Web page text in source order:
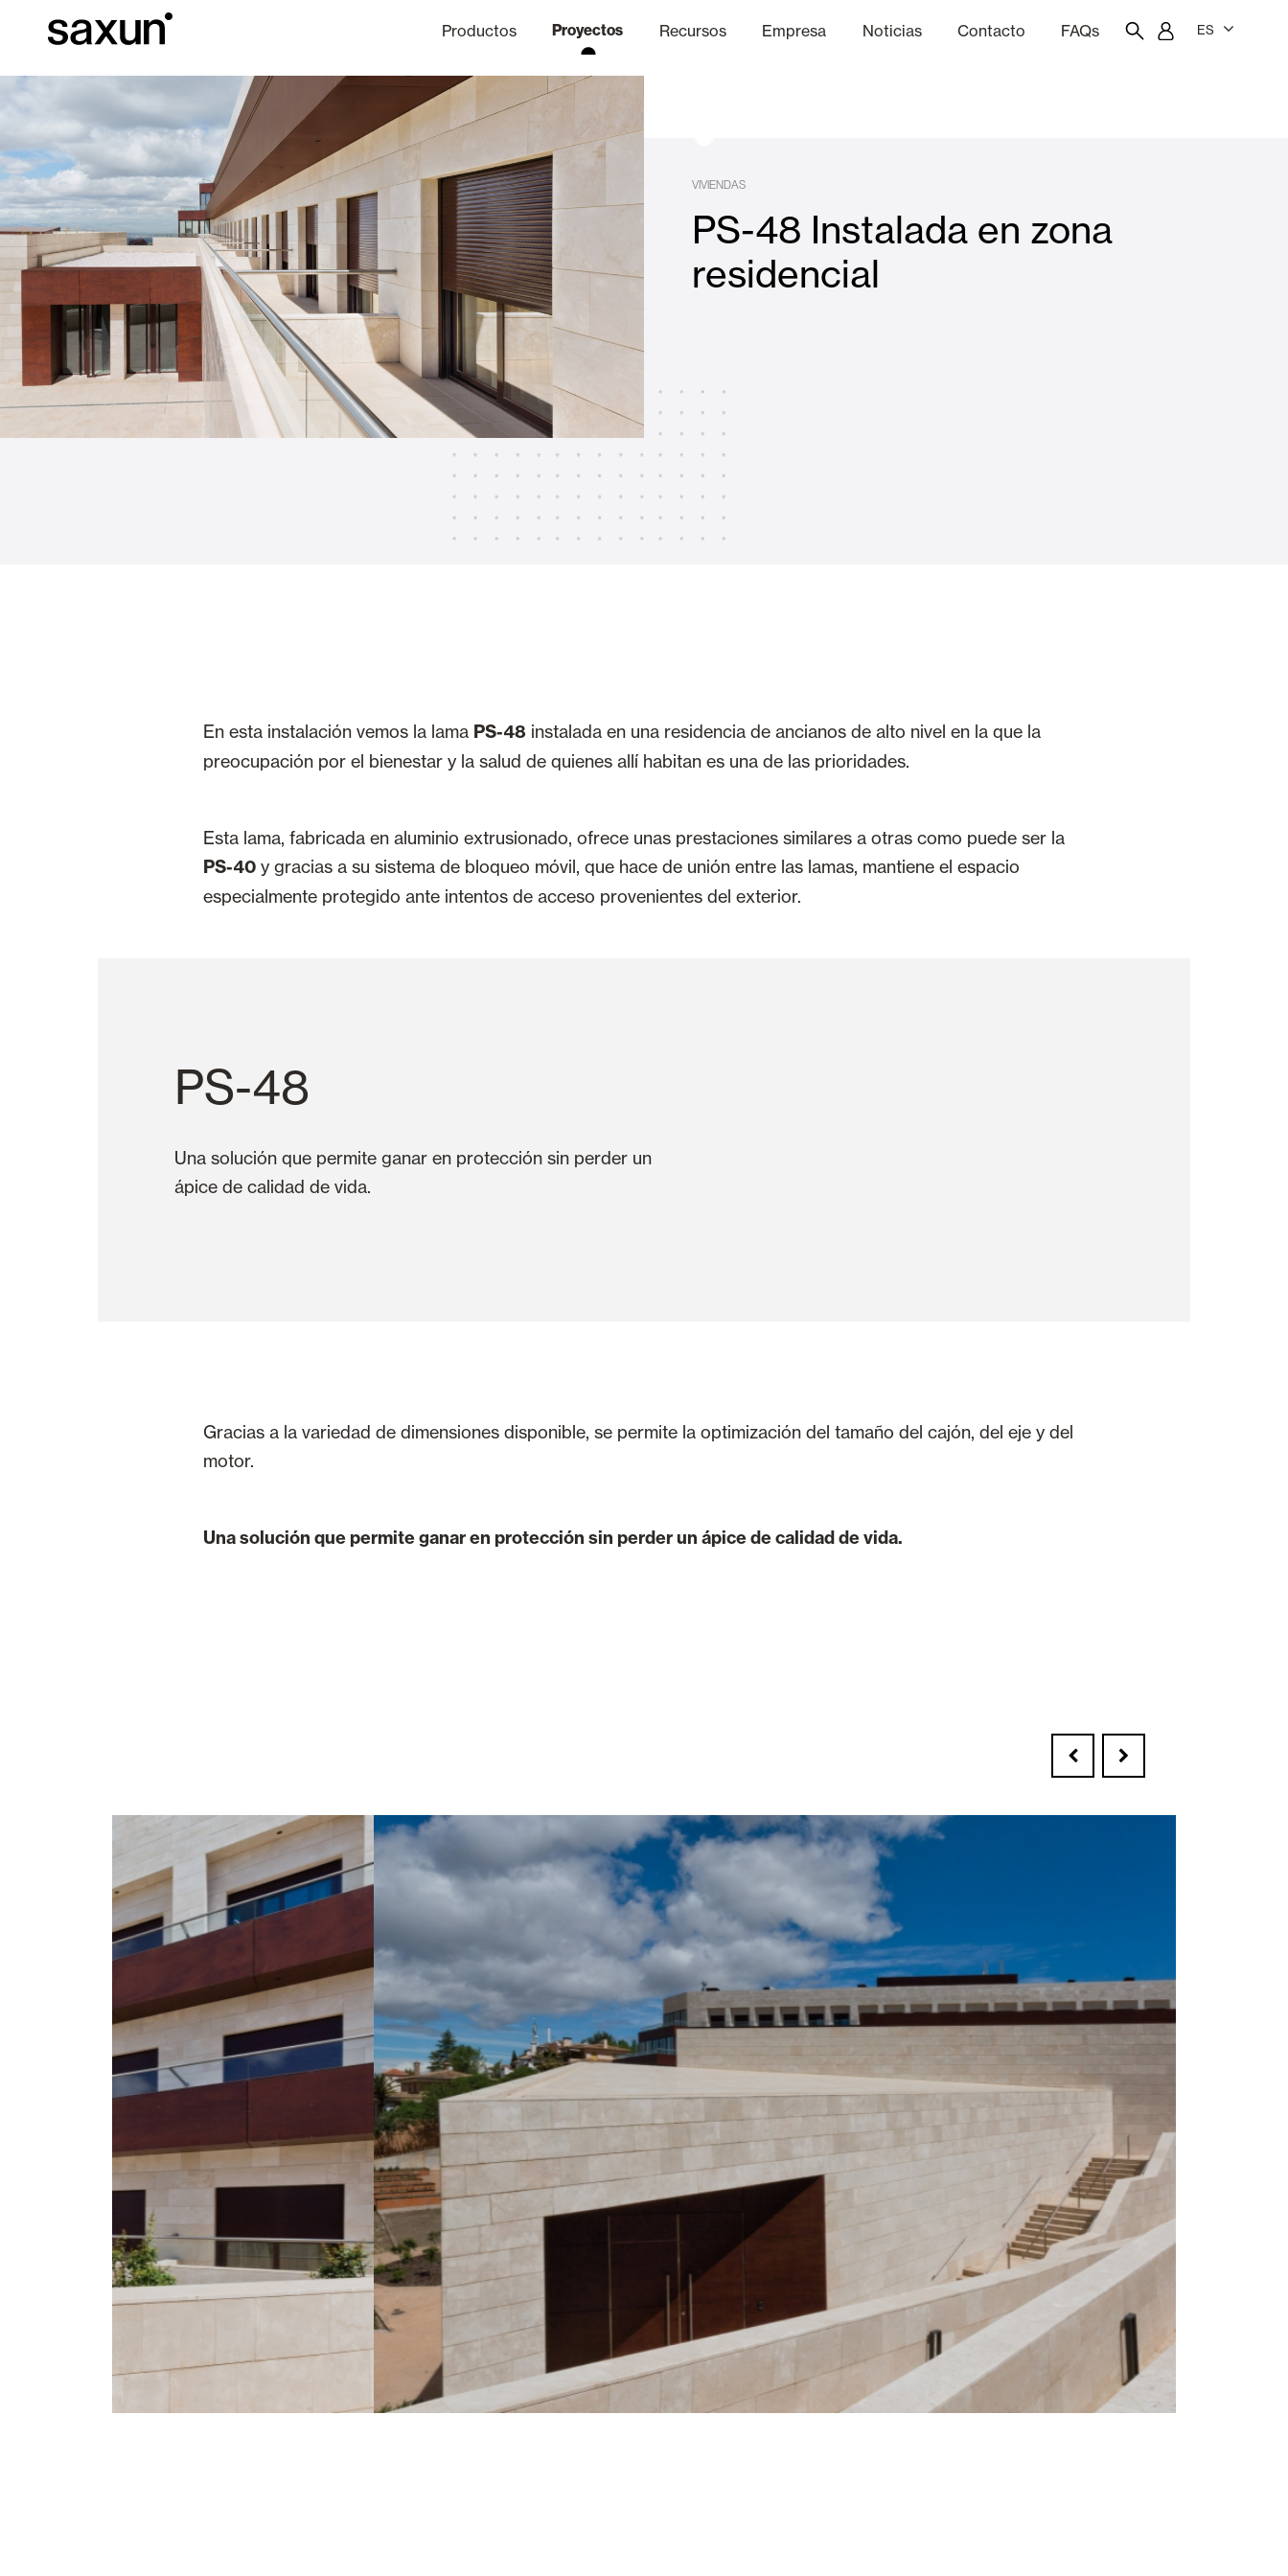
Productos
Persianas enrollables y cajones Pérgolas
Alicantinas y Cortinas exteriores Toldos
VER TODOS LOS PRODUCTOS
Proyectos
Hoteles, restaurantes y cafeterías Oficinas
Recursos
Descargas Información Técnica
Empresa
Sobre Nosotros Canal Ético
Noticias Contacto FAQs ES
VIVIENDAS
PS-48 Instalada en zona
residencial
En esta instalación vemos la lama PS-48 instalada en una residencia de ancianos de alto nivel en la que la
preocupación por el bienestar y la salud de quienes allí habitan es una de las prioridades.
Esta lama, fabricada en aluminio extrusionado, ofrece unas prestaciones similares a otras como puede ser la
PS-40 y gracias a su sistema de bloqueo móvil, que hace de unión entre las lamas, mantiene el espacio
especialmente protegido ante intentos de acceso provenientes del exterior.
PS-48
Una solución que permite ganar en protección sin perder un
ápice de calidad de vida.
Gracias a la variedad de dimensiones disponible, se permite la optimización del tamaño del cajón, del eje y del
motor.
Una solución que permite ganar en protección sin perder un ápice de calidad de vida.